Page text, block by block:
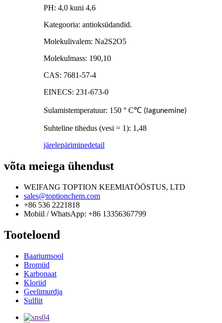
PH: 4,0 kuni 4,6
Kategooria: antioksüdandid.
Molekulivalem: Na2S2O5
Molekulmass: 190,10
CAS: 7681-57-4
EINECS: 231-673-0
Sulamistemperatuur: 150 ° C℃ (lagunemine)
Suhteline tihedus (vesi = 1): 1,48
järelepäriminedetail
võta meiega ühendust
WEIFANG TOPTION KEEMIATÖÖSTUS, LTD
sales@toptionchem.com
+86 536 2221818
Mobiil / WhatsApp: +86 13356367799
Tooteloend
Baariumsool
Bromiid
Karbonaat
Kloriid
Geelimurdja
Sulfiit